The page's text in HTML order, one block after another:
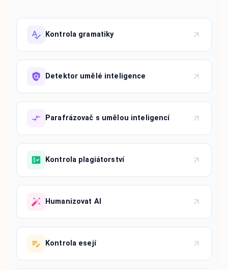
Kontrola gramatiky
Detektor umělé inteligence
Parafrázovač s umělou inteligencí
Kontrola plagiátorství
Humanizovat AI
Kontrola esejí